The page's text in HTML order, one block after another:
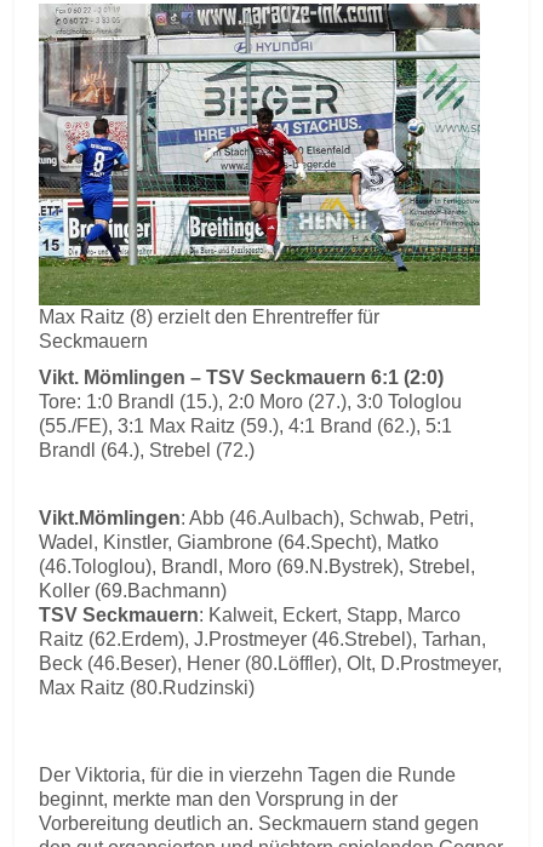
Max Raitz (8) erzielt den Ehrentreffer für
Seckmauern
Vikt. Mömlingen – TSV Seckmauern 6:1 (2:0)
Tore: 1:0 Brandl (15.), 2:0 Moro (27.), 3:0 Tologlou
(55./FE), 3:1 Max Raitz (59.), 4:1 Brand (62.), 5:1
Brandl (64.), Strebel (72.)
Vikt.Mömlingen: Abb (46.Aulbach), Schwab, Petri,
Wadel, Kinstler, Giambrone (64.Specht), Matko
(46.Tologlou), Brandl, Moro (69.N.Bystrek), Strebel,
Koller (69.Bachmann)
TSV Seckmauern: Kalweit, Eckert, Stapp, Marco
Raitz (62.Erdem), J.Prostmeyer (46.Strebel), Tarhan,
Beck (46.Beser), Hener (80.Löffler), Olt, D.Prostmeyer,
Max Raitz (80.Rudzinski)
Der Viktoria, für die in vierzehn Tagen die Runde
beginnt, merkte man den Vorsprung in der
Vorbereitung deutlich an. Seckmauern stand gegen